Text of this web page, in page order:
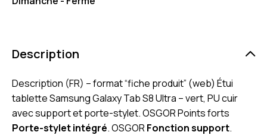
Description
Description (FR) – format “fiche produit” (web) Étui
tablette Samsung Galaxy Tab S8 Ultra – vert, PU cuir
avec support et porte-stylet. OSGOR Points forts
Porte-stylet intégré. OSGORFonction support.